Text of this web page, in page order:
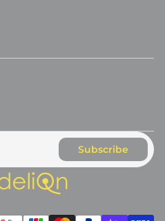
Subscribe